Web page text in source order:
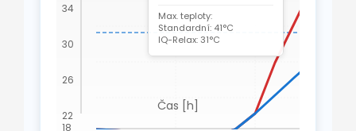
34
30
26
22
18
Max. teploty:
Standardní: 41°C
IQ-Relax: 31°C
Čas [h]